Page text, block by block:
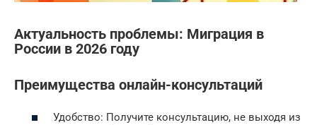
Актуальность проблемы: Миграция в
России в 2026 году
Преимущества онлайн-консультаций
Удобство: Получите консультацию, не выходя из